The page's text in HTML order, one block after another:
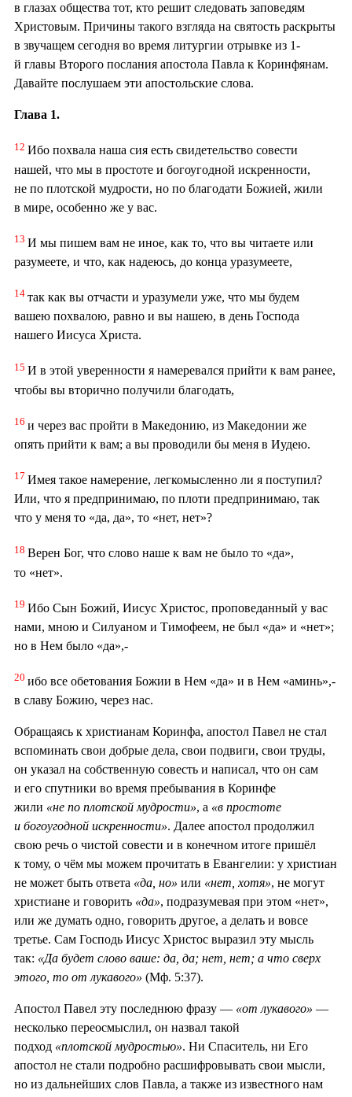
в глазах общества тот, кто решит следовать заповедям
Христовым. Причины такого взгляда на святость раскрыты
в звучащем сегодня во время литургии отрывке из 1-
й главы Второго послания апостола Павла к Коринфянам.
Давайте послушаем эти апостольские слова.
Глава 1.
12 Ибо похвала наша сия есть свидетельство совести
нашей, что мы в простоте и богоугодной искренности,
не по плотской мудрости, но по благодати Божией, жили
в мире, особенно же у вас.
13 И мы пишем вам не иное, как то, что вы читаете или
разумеете, и что, как надеюсь, до конца уразумеете,
14 так как вы отчасти и уразумели уже, что мы будем
вашею похвалою, равно и вы нашею, в день Господа
нашего Иисуса Христа.
15 И в этой уверенности я намеревался прийти к вам ранее,
чтобы вы вторично получили благодать,
16 и через вас пройти в Македонию, из Македонии же
опять прийти к вам; а вы проводили бы меня в Иудею.
17 Имея такое намерение, легкомысленно ли я поступил?
Или, что я предпринимаю, по плоти предпринимаю, так
что у меня то «да, да», то «нет, нет»?
18 Верен Бог, что слово наше к вам не было то «да»,
то «нет».
19 Ибо Сын Божий, Иисус Христос, проповеданный у вас
нами, мною и Силуаном и Тимофеем, не был «да» и «нет»;
но в Нем было «да»,-
20 ибо все обетования Божии в Нем «да» и в Нем «аминь»,-
в славу Божию, через нас.
Обращаясь к христианам Коринфа, апостол Павел не стал
вспоминать свои добрые дела, свои подвиги, свои труды,
он указал на собственную совесть и написал, что он сам
и его спутники во время пребывания в Коринфе
жили «не по плотской мудрости», а «в простоте
и богоугодной искренности». Далее апостол продолжил
свою речь о чистой совести и в конечном итоге пришёл
к тому, о чём мы можем прочитать в Евангелии: у христиан
не может быть ответа «да, но» или «нет, хотя», не могут
христиане и говорить «да», подразумевая при этом «нет»,
или же думать одно, говорить другое, а делать и вовсе
третье. Сам Господь Иисус Христос выразил эту мысль
так: «Да будет слово ваше: да, да; нет, нет; а что сверх
этого, то от лукавого» (Мф. 5:37).
Апостол Павел эту последнюю фразу — «от лукавого» —
несколько переосмыслил, он назвал такой
подход «плотской мудростью». Ни Спаситель, ни Его
апостол не стали подробно расшифровывать свои мысли,
но из дальнейших слов Павла, а также из известного нам